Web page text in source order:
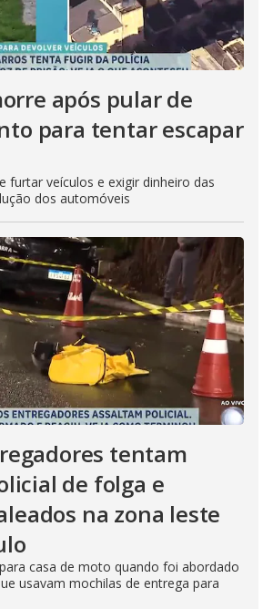
após pular de
para tentar escapar
furtar veículos e exigir dinheiro das
dos automóveis
tentam
de folga e
na zona leste
casa de moto quando foi abordado
usavam mochilas de entrega para